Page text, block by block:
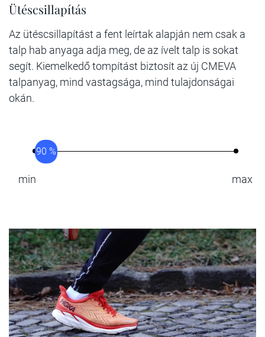
Ütéscsillapítás
Az ütéscsillapítást a fent leírtak alapján nem csak a
talp hab anyaga adja meg, de az ívelt talp is sokat
segít. Kiemelkedő tompítást biztosít az új CMEVA
talpanyag, mind vastagsága, mind tulajdonságai
okán.
90 %
min max